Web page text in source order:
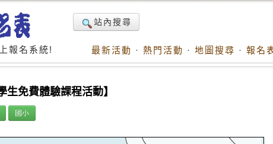
報名系統!
站內搜尋
最新活動 · 熱門活動 · 地圖搜尋 · 報名
免費體驗課程活動】
國小